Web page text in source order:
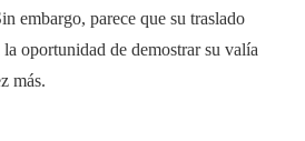
embargo, parece que su traslado
oportunidad de demostrar su valía
más.